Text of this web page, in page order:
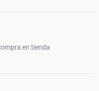
en tienda